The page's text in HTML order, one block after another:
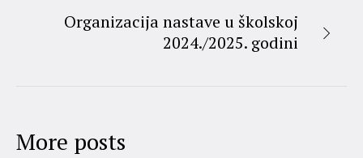
Organizacija nastave u školskoj
2024./2025. godini
More posts